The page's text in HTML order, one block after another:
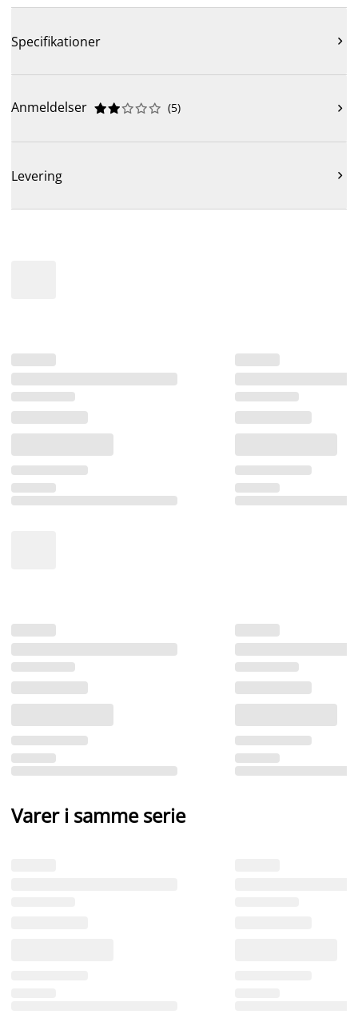
Specifikationer 
Anmeldelser 




 (5) 
Levering 
Varer i samme serie